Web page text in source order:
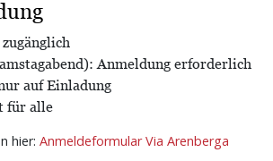
Anmeldung erforderlich
auf Einladung
für alle
hier: Anmeldeformular Via Arenberga